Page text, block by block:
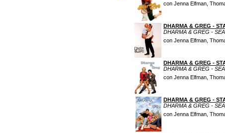
con Jenna Elfman,
DHARMA & GREG -
DHARMA & GREG -
con Jenna Elfman,
DHARMA & GREG -
DHARMA & GREG -
con Jenna Elfman,
DHARMA & GREG -
DHARMA & GREG -
con Jenna Elfman,